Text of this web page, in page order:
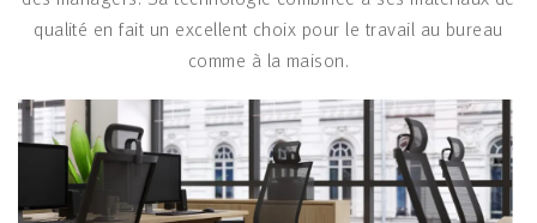
qualité en fait un excellent choix pour le travail au bureau
comme à la maison.